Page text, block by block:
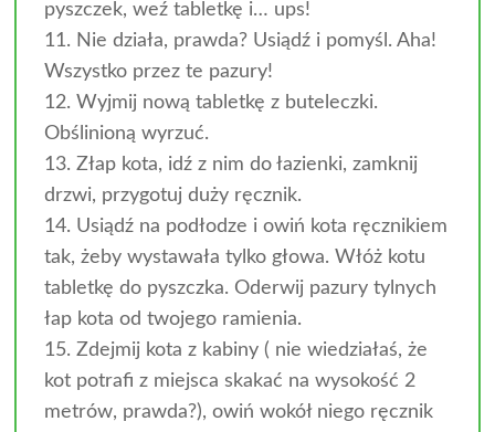
pyszczek, weź tabletkę i… ups!
11. Nie działa, prawda? Usiądź i pomyśl. Aha!
Wszystko przez te pazury!
12. Wyjmij nową tabletkę z buteleczki.
Obślinioną wyrzuć.
13. Złap kota, idź z nim do łazienki, zamknij
drzwi, przygotuj duży ręcznik.
14. Usiądź na podłodze i owiń kota ręcznikiem
tak, żeby wystawała tylko głowa. Włóż kotu
tabletkę do pyszczka. Oderwij pazury tylnych
łap kota od twojego ramienia.
15. Zdejmij kota z kabiny ( nie wiedziałaś, że
kot potrafi z miejsca skakać na wysokość 2
metrów, prawda?), owiń wokół niego ręcznik